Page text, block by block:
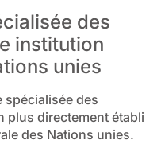
des
institution
unies
spécialisée des
plus directement établi
des Nations unies.